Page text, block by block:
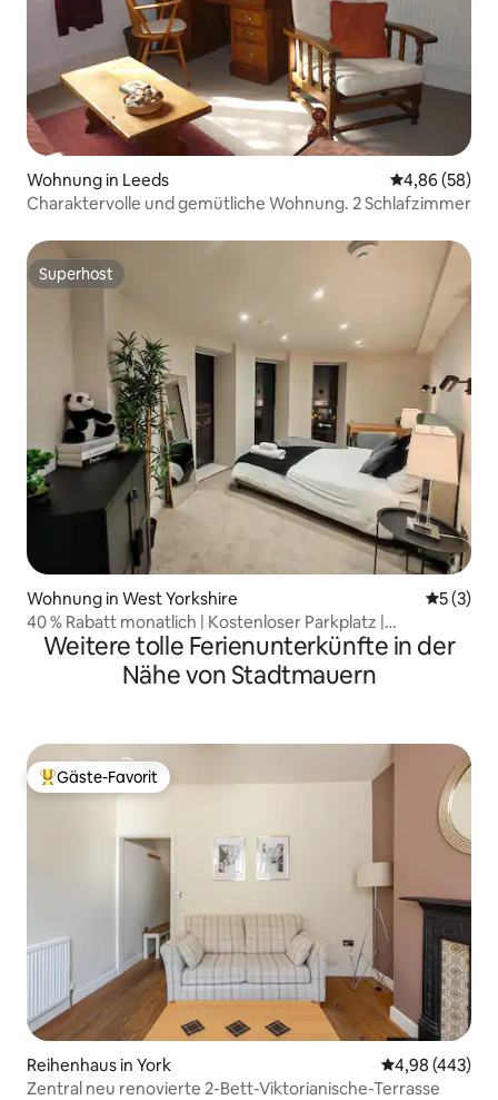
Wohnung in Leeds
4,86 (58)
Charaktervolle und gemütliche Wohnung. 2 Schlafzimmer
Superhost
Superhost
Wohnung in West Yorkshire
5 (3)
40 % Rabatt monatlich | Kostenloser Parkplatz |
Stadtzentrum von Leeds
Weitere tolle Ferienunterkünfte in der
Nähe von Stadtmauern
Beliebter Gäste-Favorit.
Gäste-Favorit
Reihenhaus in York
4,98 (443)
Zentral neu renovierte 2-Bett-Viktorianische-Terrasse